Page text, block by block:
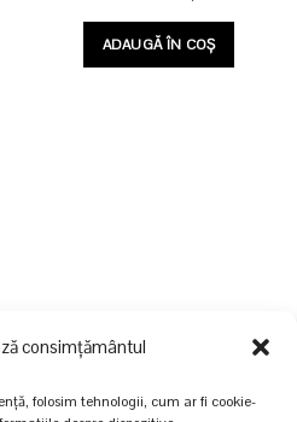
consimțământul
folosim tehnologii, cum ar fi cookie-
inițial
a
ADAUGĂ ÎN COȘ